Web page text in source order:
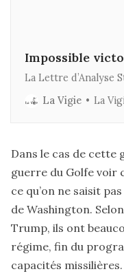
Impossible
La Lettre d’Analyse
La Vigie
La
Dans le cas de cette
guerre du Golfe voir
ce qu’on ne saisit
de Washington.
Trump, ils ont
régime, fin du
capacités